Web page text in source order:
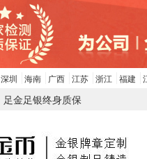
深圳 海南 广西 江苏 浙江 福建
金足银终身质保